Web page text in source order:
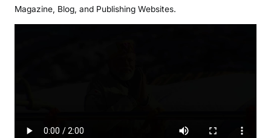
Magazine, Blog, and Publishing Websites.